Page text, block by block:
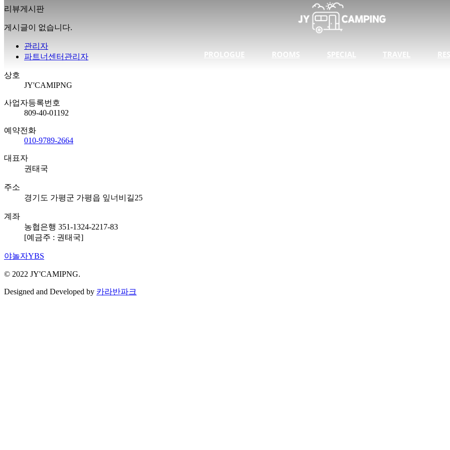
PROLOGUE ROOMS SPECIAL TRAVEL
리뷰게시판
게시글이 없습니다.
관리자
파트너센터관리자
상호
JY'CAMIPNG
사업자등록번호
809-40-01192
예약전화
010-9789-2664
대표자
권태국
주소
경기도 가평군 가평읍 잎너비길25
계좌
농협은행 351-1324-2217-83
[예금주 : 권태국]
야놀자YBS
© 2022 JY'CAMIPNG.
Designed and Developed by 카라반파크